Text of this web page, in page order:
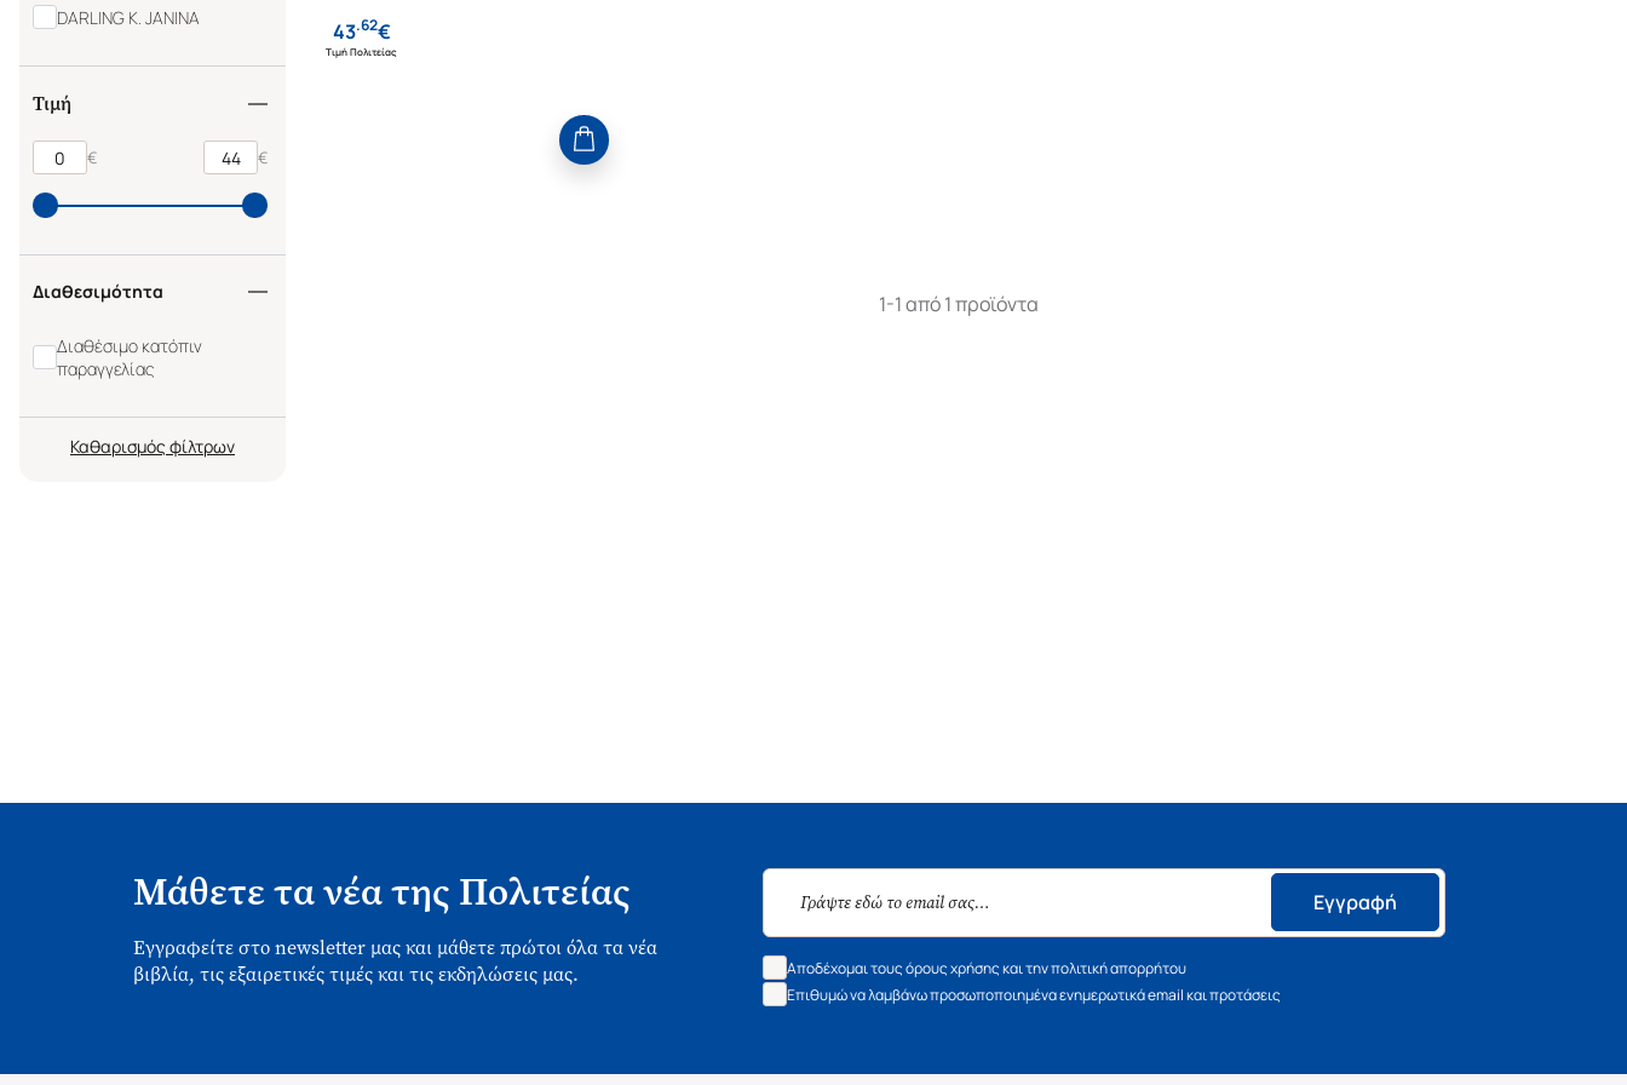
DARLING K. JANINA
Τιμή
€ €
Διαθεσιμότητα
Διαθέσιμο κατόπιν
παραγγελίας
Καθαρισμός
43.62€
Τιμή Πολιτείας
1-1 από 1 προϊόντα
Μάθετε τα νέα της Πολιτείας
Εγγραφείτε στο newsletter μας και μάθετε πρώτοι όλα τα νέα
βιβλία, τις εξαιρετικές τιμές και τις εκδηλώσεις μας.
Εγγραφή
Αποδέχομαι τους όρους χρήσης και την πολιτική απορρήτου
Επιθυμώ να λαμβάνω προσωποποιημένα ενημερωτικά email και προτάσεις